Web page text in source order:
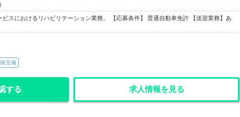
ビスにおけるリハビリテーション業務。 【応募条件】 普通自動車免許 【送迎業務】あ
完備
する 求人情報を見る